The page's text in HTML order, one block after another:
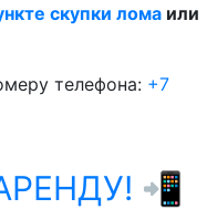
скупки лома или
телефона: +7
📲